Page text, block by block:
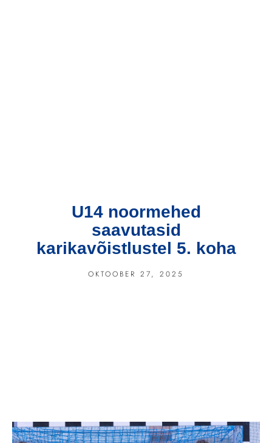
U14 noormehed
saavutasid
karikavõistlustel 5. koha
OKTOOBER 27, 2025